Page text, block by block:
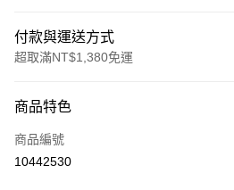
付款與運送方式
超取滿NT$1,380免運
信用卡一次付款
信用卡分期付款
商品特色
商品編號
10442530